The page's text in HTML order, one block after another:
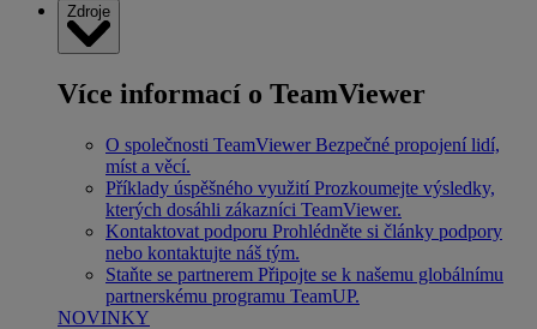
Zdroje
Více informací o TeamViewer
O společnosti TeamViewer Bezpečné propojení lidí,
míst a věcí.
Příklady úspěšného využití Prozkoumejte výsledky,
kterých dosáhli zákazníci TeamViewer.
Kontaktovat podporu Prohlédněte si články podpory
nebo kontaktujte náš tým.
Staňte se partnerem Připojte se k našemu globálnímu
partnerskému programu TeamUP.
NOVINKY